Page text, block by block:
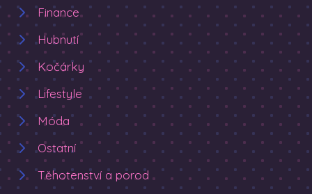
Finance
Hubnutí
Kočárky
Lifestyle
Móda
Ostatní
Těhotenství a porod